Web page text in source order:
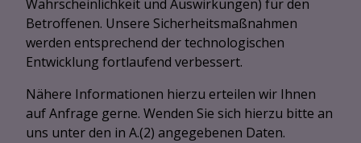
Wahrscheinlichkeit und Auswirkungen) für den
Betroffenen. Unsere Sicherheitsmaßnahmen
werden entsprechend der technologischen
Entwicklung fortlaufend verbessert.
Nähere Informationen hierzu erteilen wir Ihnen
auf Anfrage gerne. Wenden Sie sich hierzu bitte an
uns unter den in A.(2) angegebenen Daten.